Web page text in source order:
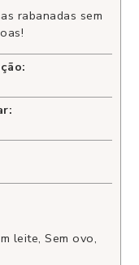
rabanadas sem
leite, Sem ovo,